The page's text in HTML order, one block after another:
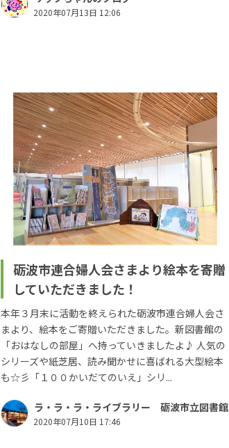
2020年07月13日 12:06
砺波市連合婦人会さまより絵本を寄贈
していただきました！
本年３月末に活動を終えられた砺波市連合婦人会さ
まより、絵本をご寄贈いただきました。新図書館の
「おはなしの部屋」へ持っていきましたよ♪ 人気の
シリーズや紙芝居、読み聞かせに喜ばれる大型絵本
も☆彡「１００かいだてのいえ」シリ...
ラ・ラ・ラ・ライブラリー 砺波市立図書館
2020年07月10日 17:46